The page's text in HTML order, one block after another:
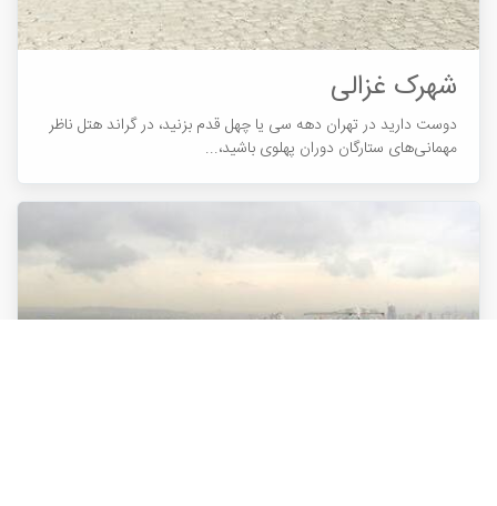
شهرک غزالی
دوست دارید در تهران دهه سی یا چهل قدم بزنید، در گراند هتل ناظر
مهمانی‌های ستارگان دوران پهلوی باشید،...